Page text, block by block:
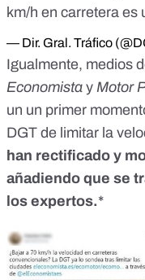
km/h en carretera es
— Dir. Gral. Tráfico
Igualmente, medios
Economista y Motor
un un primer
DGT de limitar la
han rectificado y
añadiendo que se
los expertos.*